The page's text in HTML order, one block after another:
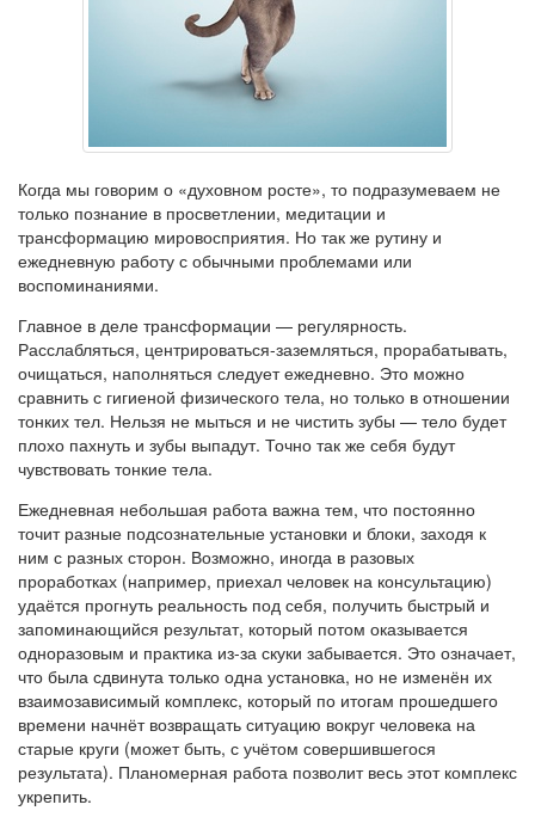
Когда мы говорим о «духовном росте», то подразумеваем не
только познание в просветлении, медитации и
трансформацию мировосприятия. Но так же рутину и
ежедневную работу с обычными проблемами или
воспоминаниями.
Главное в деле трансформации — регулярность.
Расслабляться, центрироваться-заземляться, прорабатывать,
очищаться, наполняться следует ежедневно. Это можно
сравнить с гигиеной физического тела, но только в отношении
тонких тел. Нельзя не мыться и не чистить зубы — тело будет
плохо пахнуть и зубы выпадут. Точно так же себя будут
чувствовать тонкие тела.
Ежедневная небольшая работа важна тем, что постоянно
точит разные подсознательные установки и блоки, заходя к
ним с разных сторон. Возможно, иногда в разовых
проработках (например, приехал человек на консультацию)
удаётся прогнуть реальность под себя, получить быстрый и
запоминающийся результат, который потом оказывается
одноразовым и практика из-за скуки забывается. Это означает,
что была сдвинута только одна установка, но не изменён их
взаимозависимый комплекс, который по итогам прошедшего
времени начнёт возвращать ситуацию вокруг человека на
старые круги (может быть, с учётом совершившегося
результата). Планомерная работа позволит весь этот комплекс
укрепить.